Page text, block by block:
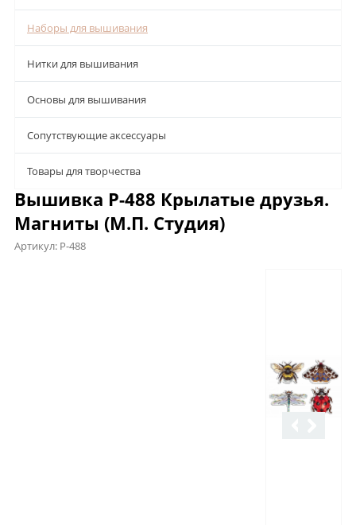
Наборы для вышивания
Нитки для вышивания
Основы для вышивания
Сопутствующие аксессуары
Товары для творчества
Вышивка Р-488 Крылатые друзья.
Магниты (М.П. Студия)
Артикул: Р-488